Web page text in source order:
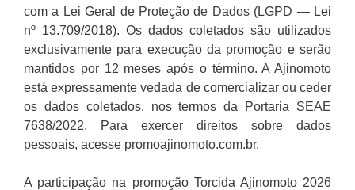
com a Lei Geral de Proteção de Dados (LGPD — Lei
nº 13.709/2018). Os dados coletados são utilizados
exclusivamente para execução da promoção e serão
mantidos por 12 meses após o término. A Ajinomoto
está expressamente vedada de comercializar ou ceder
os dados coletados, nos termos da Portaria SEAE
7638/2022. Para exercer direitos sobre dados
pessoais, acesse promoajinomoto.com.br.
A participação na promoção Torcida Ajinomoto 2026